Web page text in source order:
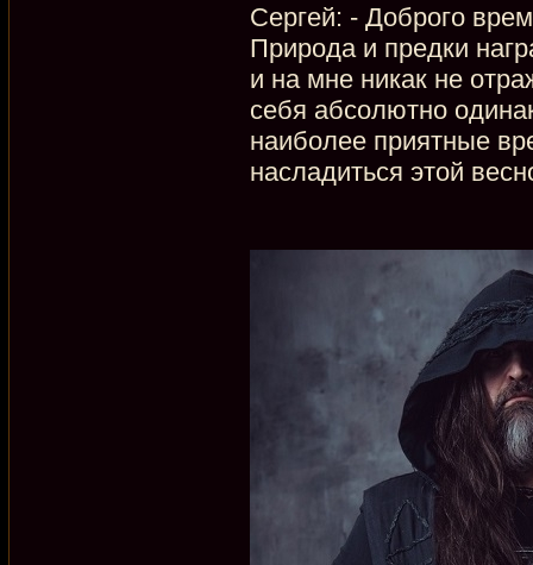
Сергей: - Доброго
Природа и предки
и на мне никак не
себя абсолютно
наиболее приятные
насладиться этой